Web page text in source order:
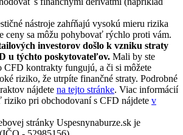
nástroje zahŕňajú vysokú mieru rizika
ceny sa môžu pohybovať rýchlo proti vám.
investorov došlo k vzniku straty
u týchto poskytovateľov. Mali by ste
CFD kontrakty fungujú, a či si môžete
riziko, že utrpíte finančné straty. Podrobné
nájdete na tejto stránke. Viac informácií
riziko pri obchodovaní s CFD nájdete v
stránky Uspesnynaburze.sk je